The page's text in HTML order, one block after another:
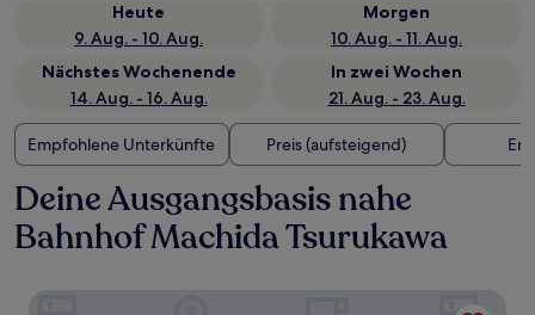
Heute
9. Aug. - 10. Aug.
Morgen
10. Aug. - 11. Aug.
Nächstes Wochenende
14. Aug. - 16. Aug.
In zwei Wochen
21. Aug. - 23. Aug.
Empfohlene Unterkünfte Preis (aufsteigend)
Deine Ausgangsbasis nahe
Bahnhof Machida Tsurukawa
Toyoko Inn Fuchu Nambu Line Minamitama Station